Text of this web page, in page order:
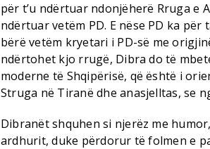
për t’u ndërtuar ndonjëherë Rruga e
ndërtuar vetëm PD. E nëse PD ka
bërë vetëm kryetari i PD-së me
ndërtohet kjo rrugë, Dibra do të
moderne të Shqipërisë, që është i
Struga në Tiranë dhe anasjelltas, se
Dibranët shquhen si njerëz me
ardhurit, duke përdorur të folmen e